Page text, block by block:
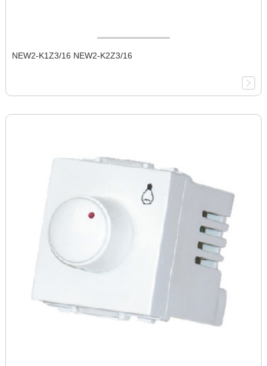
NEW2-K1Z3/16 NEW2-K2Z3/16